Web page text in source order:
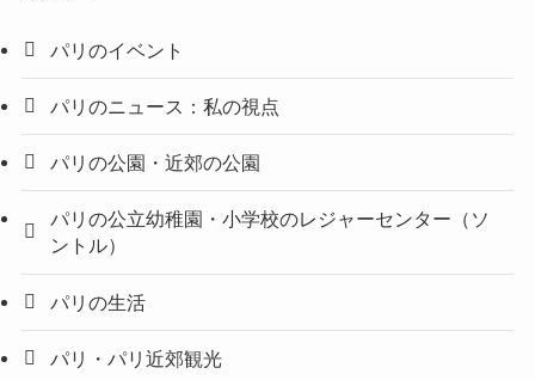
パリのイベント
パリのニュース：私の視点
パリの公園・近郊の公園
パリの公立幼稚園・小学校のレジャーセンター（ソ
ントル）
パリの生活
パリ・パリ近郊観光